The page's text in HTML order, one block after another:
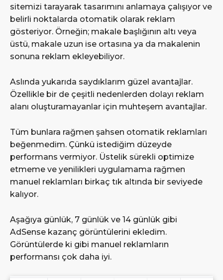
sitemizi tarayarak tasarımını anlamaya çalışıyor ve
belirli noktalarda otomatik olarak reklam
gösteriyor. Örneğin; makale başlığının altı veya
üstü, makale uzun ise ortasına ya da makalenin
sonuna reklam ekleyebiliyor.
Aslında yukarıda saydıklarım güzel avantajlar.
Özellikle bir de çeşitli nedenlerden dolayı reklam
alanı oluşturamayanlar için muhteşem avantajlar.
Tüm bunlara rağmen şahsen otomatik reklamları
beğenmedim. Çünkü istediğim düzeyde
performans vermiyor. Üstelik sürekli optimize
etmeme ve yenilikleri uygulamama rağmen
manuel reklamları birkaç tık altında bir seviyede
kalıyor.
Aşağıya günlük, 7 günlük ve 14 günlük gibi
AdSense kazanç görüntülerini ekledim.
Görüntülerde ki gibi manuel reklamların
performansı çok daha iyi.